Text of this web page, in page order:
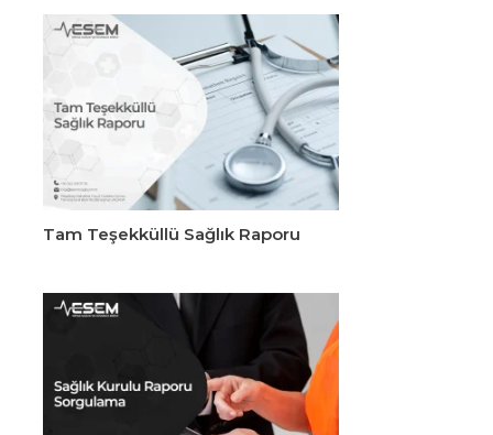
Tam Teşekküllü Sağlık Raporu